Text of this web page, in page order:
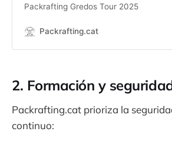
Packrafting Gredos Tour 2025
Packrafting.cat
2. Formación y
Packrafting.cat prioriza la
continuo: